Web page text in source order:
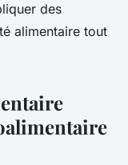
des
alimentaire tout